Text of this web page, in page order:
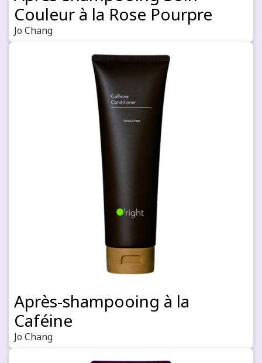
Couleur à la Rose Pourpre
Jo Chang
Après-shampooing à la
Caféine
Jo Chang